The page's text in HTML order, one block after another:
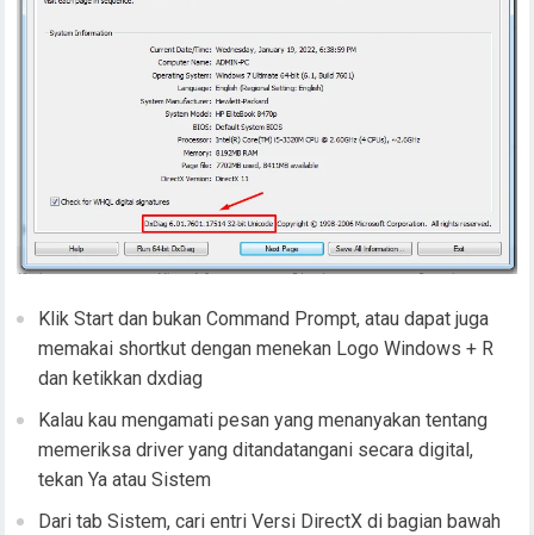
Klik Start dan bukan Command Prompt, atau dapat juga
memakai shortkut dengan menekan Logo Windows + R
dan ketikkan dxdiag
Kalau kau mengamati pesan yang menanyakan tentang
memeriksa driver yang ditandatangani secara digital,
tekan Ya atau Sistem
Dari tab Sistem, cari entri Versi DirectX di bagian bawah